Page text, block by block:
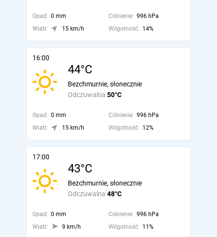
Opad: 0 mm Ciśnienie: 996 hPa
Wiatr:
15 km/h Wilgotność: 14%
16:00
44°C
Odczuwalna 50°C
Bezchmurnie, słonecznie
Opad: 0 mm Ciśnienie: 996 hPa
Wiatr:
15 km/h Wilgotność: 12%
17:00
43°C
Odczuwalna 48°C
Bezchmurnie, słonecznie
Opad: 0 mm Ciśnienie: 996 hPa
Wiatr:
9 km/h Wilgotność: 11%